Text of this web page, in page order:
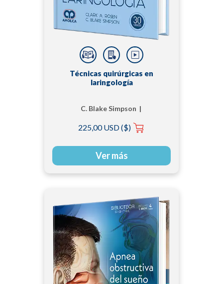
Técnicas quirúrgicas en
laringología
C. Blake Simpson |
225,00 USD ($)
Ver más